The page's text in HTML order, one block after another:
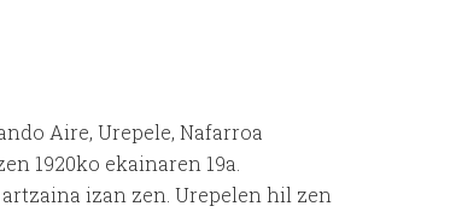
Aire, Urepele, Nafarroa
1920ko ekainaren 19a.
izan zen. Urepelen hil zen